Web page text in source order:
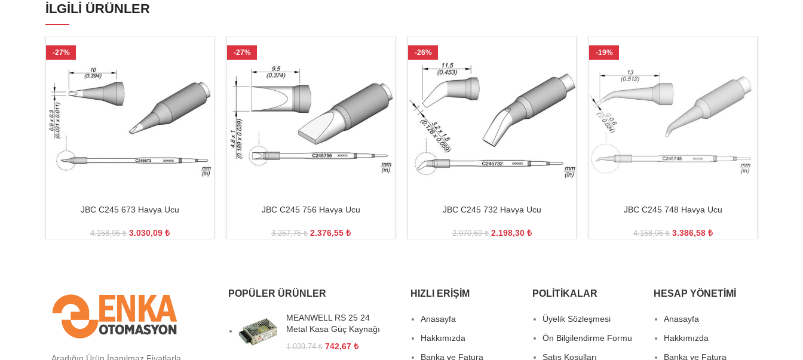
İLGILI ÜRÜNLER
-27%
JBC C245 673 Havya Ucu
4.158,96₺ 3.030,09 ₺
-27%
JBC C245 756 Havya Ucu
3.267,75₺ 2.376,55 ₺
-26%
JBC C245 732 Havya Ucu
2.970,69₺ 2.198,30 ₺
-19%
JBC C245 748 Havya Ucu
4.158,96₺ 3.386,58 ₺
Aradığın Ürün İnanılmaz Fiyatlarla
POPÜLER ÜRÜNLER
MEANWELL RS 25 24
Metal Kasa Güç Kaynağı
1.039,74₺ 742,67 ₺
HIZLI ERIŞIM
Anasayfa
Hakkımızda
Banka ve Fatura
POLITIKALAR
Üyelik Sözleşmesi
Ön Bilgilendirme Formu
Satış Koşulları
HESAP YÖNETIMI
Anasayfa
Hakkımızda
Banka ve Fatura